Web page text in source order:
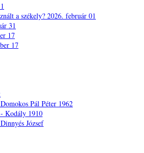
a székely? 2026. február 01
31
17
17
Pál Péter 1962
- Kodály 1910
József